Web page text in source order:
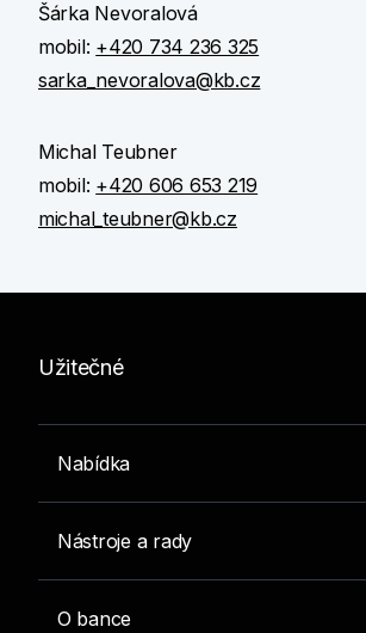
Šárka Nevoralová
mobil: +420 734 236 325
sarka_nevoralova@kb.cz
Michal Teubner
mobil: +420 606 653 219
michal_teubner@kb.cz
Užitečné
Nabídka
Nástroje a rady
O bance